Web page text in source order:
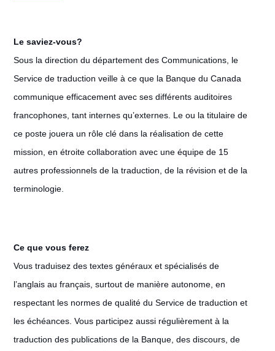
Le saviez-vous?
Sous la direction du département des Communications, le
Service de traduction veille à ce que la Banque du Canada
communique efficacement avec ses différents auditoires
francophones, tant internes qu’externes. Le ou la titulaire de
ce poste jouera un rôle clé dans la réalisation de cette
mission, en étroite collaboration avec une équipe de 15
autres professionnels de la traduction, de la révision et de la
terminologie.
Ce que vous ferez
Vous traduisez des textes généraux et spécialisés de
l’anglais au français, surtout de manière autonome, en
respectant les normes de qualité du Service de traduction et
les échéances. Vous participez aussi régulièrement à la
traduction des publications de la Banque, des discours, de